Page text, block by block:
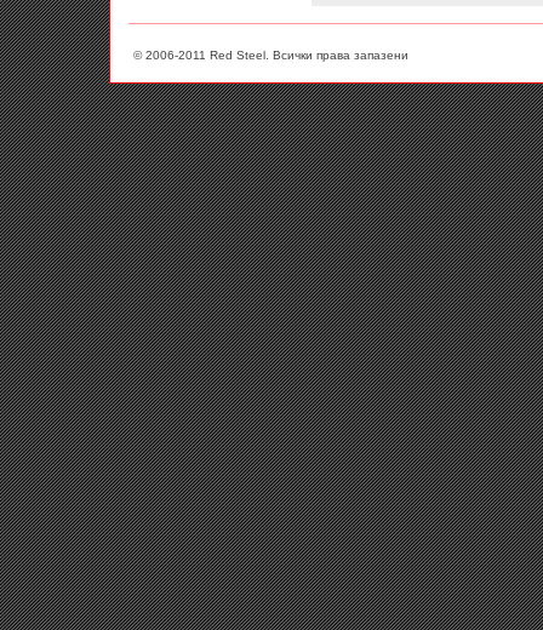
© 2006-2011 Red Steel. Всички права запазени